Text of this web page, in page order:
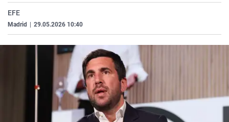
EFE
Madrid 29.05.2026 10:40